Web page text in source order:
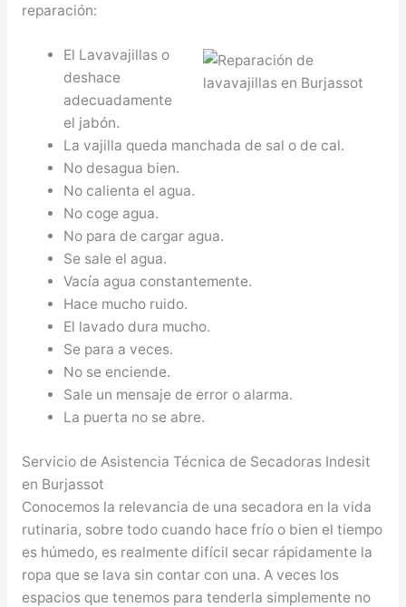
reparación:
El Lavavajillas o
deshace
adecuadamente
el jabón.
La vajilla queda manchada de sal o de cal.
No desagua bien.
No calienta el agua.
No coge agua.
No para de cargar agua.
Se sale el agua.
Vacía agua constantemente.
Hace mucho ruido.
El lavado dura mucho.
Se para a veces.
No se enciende.
Sale un mensaje de error o alarma.
La puerta no se abre.
Servicio de Asistencia Técnica de Secadoras Indesit
en Burjassot
Conocemos la relevancia de una secadora en la vida
rutinaria, sobre todo cuando hace frío o bien el tiempo
es húmedo, es realmente difícil secar rápidamente la
ropa que se lava sin contar con una. A veces los
espacios que tenemos para tenderla simplemente no